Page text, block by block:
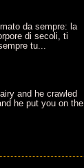
da sempre: la
di secoli, ti
tu...
and he crawled
he put you on the